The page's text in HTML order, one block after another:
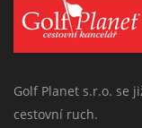
Golf Planet s.r.o. se
cestovní ruch.